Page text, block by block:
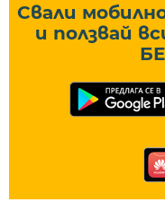
Свали
и ползвай